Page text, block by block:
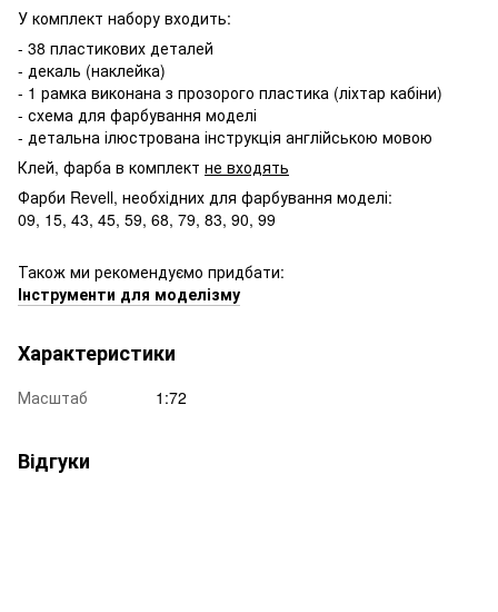
У комплект набору входить:
- 38 пластикових деталей
- декаль (наклейка)
- 1 рамка виконана з прозорого пластика (ліхтар кабіни)
- схема для фарбування моделі
- детальна ілюстрована інструкція англійською мовою
Клей, фарба в комплект не входять
Фарби Revell, необхідних для фарбування моделі:
09, 15, 43, 45, 59, 68, 79, 83, 90, 99
Також ми рекомендуємо придбати:
Інструменти для моделізму
Характеристики
Масштаб 1:72
Відгуки